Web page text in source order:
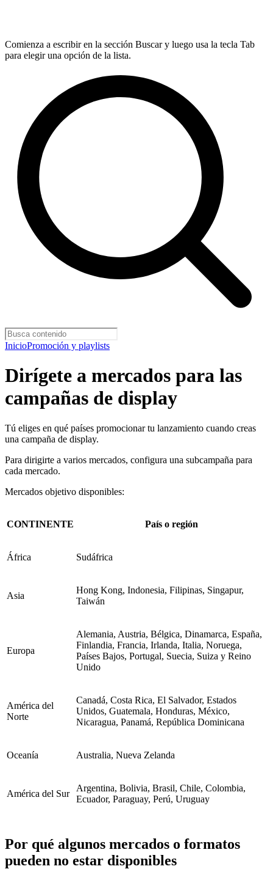
Comienza a escribir en la sección Buscar y luego usa la tecla Tab
para elegir una opción de la lista.
InicioPromoción y playlists
Dirígete a mercados para las
campañas de display
Tú eliges en qué países promocionar tu lanzamiento cuando creas
una campaña de display.
Para dirigirte a varios mercados, configura una subcampaña para
cada mercado.
Mercados objetivo disponibles:
CONTINENTE País o región
África Sudáfrica
Asia
Hong Kong, Indonesia, Filipinas, Singapur,
Taiwán
Europa
Alemania, Austria, Bélgica, Dinamarca, España,
Finlandia, Francia, Irlanda, Italia, Noruega,
Países Bajos, Portugal, Suecia, Suiza y Reino
Unido
América del
Norte
Canadá, Costa Rica, El Salvador, Estados
Unidos, Guatemala, Honduras, México,
Nicaragua, Panamá, República Dominicana
Oceanía Australia, Nueva Zelanda
América del Sur
Argentina, Bolivia, Brasil, Chile, Colombia,
Ecuador, Paraguay, Perú, Uruguay
Por qué algunos mercados o formatos
pueden no estar disponibles